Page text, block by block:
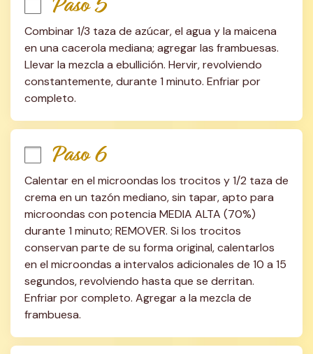
Combinar 1/3 taza de azúcar, el agua y la maicena
en una cacerola mediana; agregar las frambuesas.
Llevar la mezcla a ebullición. Hervir, revolviendo
constantemente, durante 1 minuto. Enfriar por
completo.
Paso 6
Calentar en el microondas los trocitos y 1/2 taza de
crema en un tazón mediano, sin tapar, apto para
microondas con potencia MEDIA ALTA (70%)
durante 1 minuto; REMOVER. Si los trocitos
conservan parte de su forma original, calentarlos
en el microondas a intervalos adicionales de 10 a 15
segundos, revolviendo hasta que se derritan.
Enfriar por completo. Agregar a la mezcla de
frambuesa.